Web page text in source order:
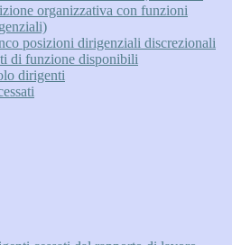
organizzativa con funzioni
posizioni dirigenziali discrezionali
di funzione disponibili
dirigenti